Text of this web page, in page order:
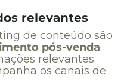
relevantes
de conteúdo são
pós-venda.
relevantes
os canais de